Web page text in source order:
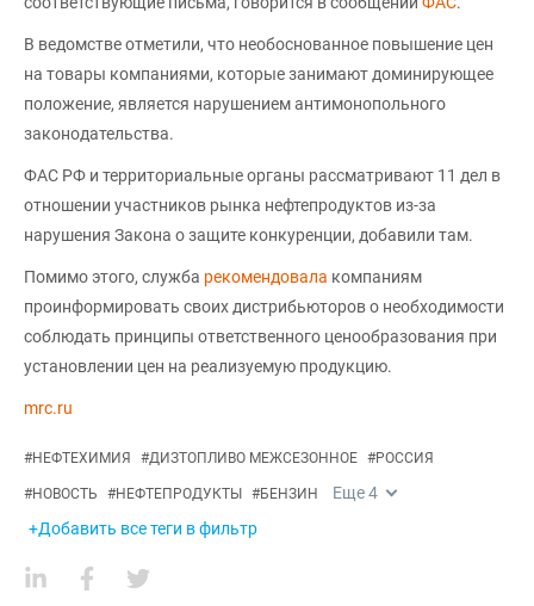
В ведомстве отметили, что необоснованное повышение цен
на товары компаниями, которые занимают доминирующее
положение, является нарушением антимонопольного
законодательства.
ФАС РФ и территориальные органы рассматривают 11 дел в
отношении участников рынка нефтепродуктов из-за
нарушения Закона о защите конкуренции, добавили там.
Помимо этого, служба рекомендовала компаниям
проинформировать своих дистрибьюторов о необходимости
соблюдать принципы ответственного ценообразования при
установлении цен на реализуемую продукцию.
mrc.ru
#НЕФТЕХИМИЯ #ДИЗТОПЛИВО МЕЖСЕЗОННОЕ #РОССИЯ
#НОВОСТЬ #НЕФТЕПРОДУКТЫ #БЕНЗИН Еще4
+Добавить все теги в фильтр